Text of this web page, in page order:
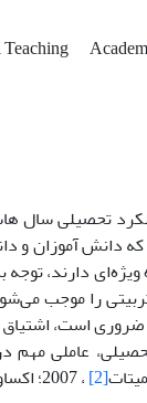
تحصیلی
که دانش آموزان و
دارند،
ضروری است،
عاملی
[2] ، 2007؛ اکساویر